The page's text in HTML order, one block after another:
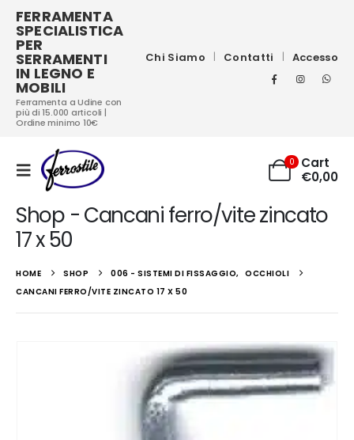
FERRAMENTA
SPECIALISTICA
PER
SERRAMENTI
IN LEGNO E
MOBILI
Ferramenta a Udine con
più di 15.000 articoli |
Ordine minimo 10€
Chi Siamo Contatti Accesso
0
Cart
€0,00
Shop - Cancani ferro/vite zincato
17 x 50
HOME SHOP 006 - SISTEMI DI FISSAGGIO, OCCHIOLI
CANCANI FERRO/VITE ZINCATO 17 X 50